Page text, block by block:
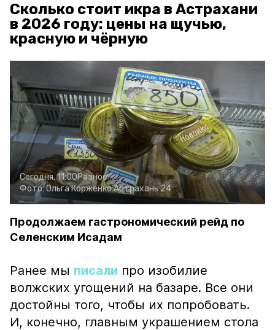
Сколько стоит икра в Астрахани
в 2026 году: цены на щучью,
красную и чёрную
Сегодня, 11:00Разное
Фото:Ольга КорженкоАстрахань 24
Продолжаем гастрономический рейд по
Селенским Исадам
Ранее мы писали про изобилие
волжских угощений на базаре. Все они
достойны того, чтобы их попробовать.
И, конечно, главным украшением стола